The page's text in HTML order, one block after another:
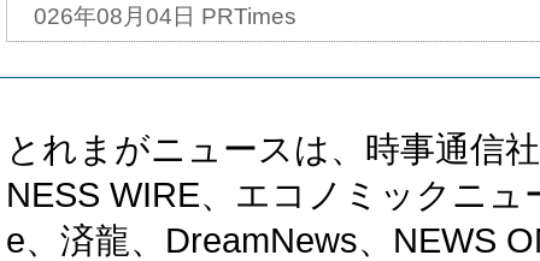
026年08月04日 PRTimes
とれまがニュースは、時事通信
NESS WIRE、エコノミックニ
e、済龍、DreamNews、NEWS